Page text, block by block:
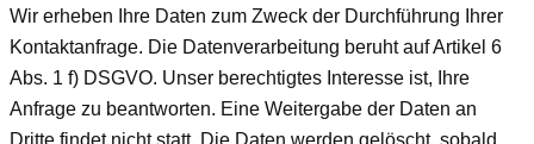
Wir erheben Ihre Daten zum Zweck der Durchführung Ihrer
Kontaktanfrage. Die Datenverarbeitung beruht auf Artikel 6
Abs. 1 f) DSGVO. Unser berechtigtes Interesse ist, Ihre
Anfrage zu beantworten. Eine Weitergabe der Daten an